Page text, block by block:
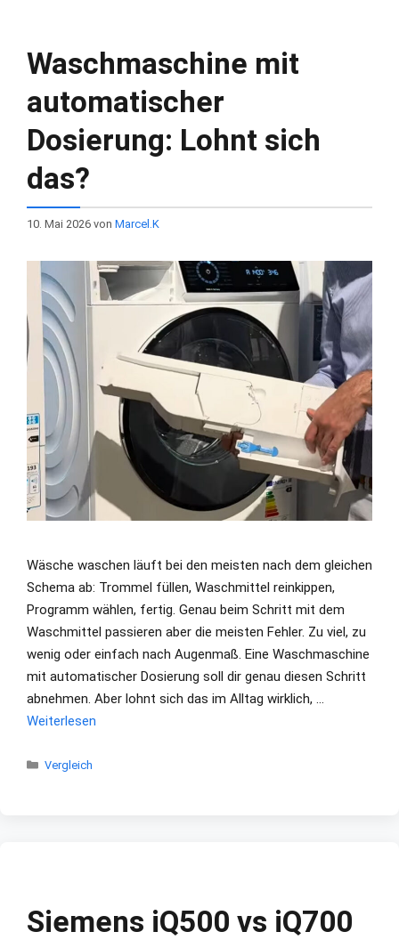
Waschmaschine mit
automatischer
Dosierung: Lohnt sich
das?
10. Mai 2026 von Marcel.K
Wäsche waschen läuft bei den meisten nach dem gleichen
Schema ab: Trommel füllen, Waschmittel reinkippen,
Programm wählen, fertig. Genau beim Schritt mit dem
Waschmittel passieren aber die meisten Fehler. Zu viel, zu
wenig oder einfach nach Augenmaß. Eine Waschmaschine
mit automatischer Dosierung soll dir genau diesen Schritt
abnehmen. Aber lohnt sich das im Alltag wirklich, …
Weiterlesen
Kategorien
Vergleich
Siemens iQ500 vs iQ700